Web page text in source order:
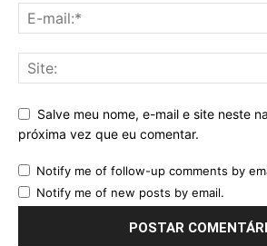
Salve meu nome, e-mail e site neste
próxima vez que eu comentar.
Notify me of follow-up comments by
Notify me of new posts by email.